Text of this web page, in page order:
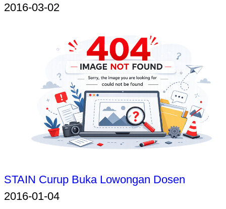
2016-03-02
STAIN Curup Buka Lowongan Dosen
2016-01-04